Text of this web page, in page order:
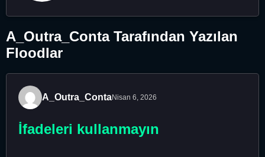
A_Outra_Conta Tarafından Yazılan
Floodlar
A_Outra_ContaNisan 6, 2026
İfadeleri kullanmayın